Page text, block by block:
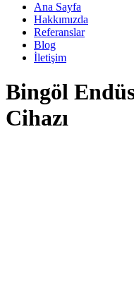
Ana Sayfa
Hakkımızda
Referanslar
Blog
İletişim
Bingöl
Cihazı